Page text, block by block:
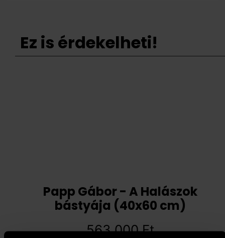
Ez is érdekelheti!
Papp Gábor - A Halászok
bástyája (40x60 cm)
563 000Ft